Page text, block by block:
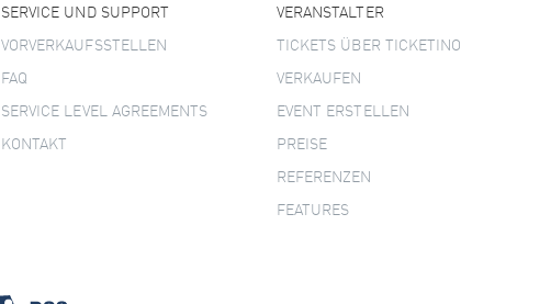
SERVICE UND SUPPORT
VORVERKAUFSSTELLEN
FAQ
SERVICE LEVEL AGREEMENTS
KONTAKT
VERANSTALTER
TICKETS ÜBER TICKETINO
VERKAUFEN
EVENT ERSTELLEN
PREISE
REFERENZEN
FEATURES